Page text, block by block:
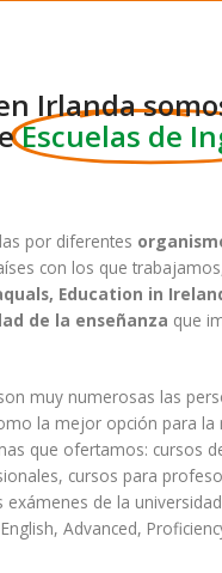
Irlanda
Escuelas de
por diferentes
con los que
Education in
de la enseñanza que
muy numerosas las
la mejor opción para la
que ofertamos: cursos
cursos para
exámenes de la
Advanced,